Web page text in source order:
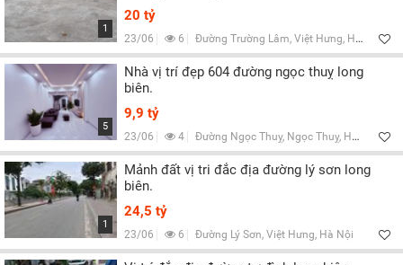
1
20 tỷ
23/06 6 Đường Trường Lâm, Việt Hưng, Hà Nội
5
Nhà vị trí đẹp 604 đường ngọc thuỵ long
biên.
9,9 tỷ
23/06 4 Đường Ngọc Thuỵ, Ngọc Thuỵ, Hà Nội
1
Mảnh đất vị tri đắc địa đường lý sơn long
biên.
24,5 tỷ
23/06 6 Đường Lý Sơn, Việt Hưng, Hà Nội